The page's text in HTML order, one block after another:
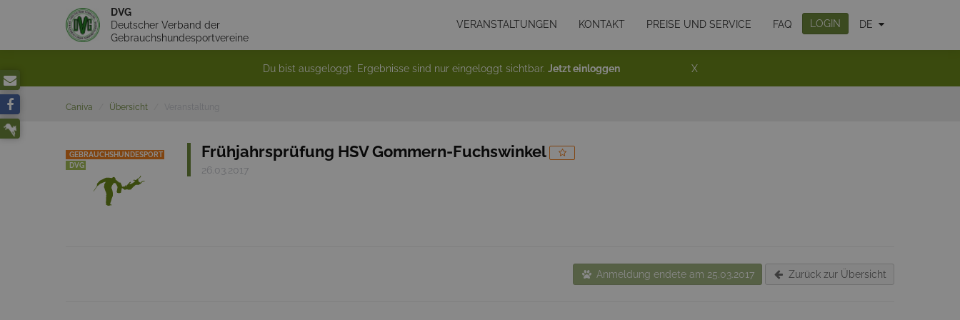
DVG
Deutscher Verband der
Gebrauchshundesportvereine
VERANSTALTUNGEN KONTAKT PREISE UND SERVICE FAQ LOGIN DE
Du bist ausgeloggt. Ergebnisse sind nur eingeloggt sichtbar. Jetzt einloggen X
Caniva Übersicht
GEBRAUCHSHUNDESPORT
DVG
Frühjahrsprüfung HSV Gommern-Fuchswinkel
26.03.2017
Anmeldung endete am 25.03.2017 Zurück zur Übersicht